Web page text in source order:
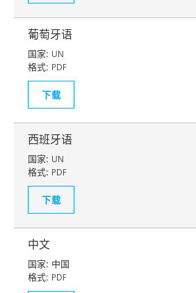
葡萄牙语
国家: UN
格式: PDF
下载
西班牙语
国家: UN
格式: PDF
下载
中文
国家: 中国
格式: PDF